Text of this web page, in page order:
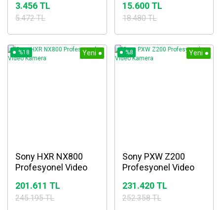
REC/STOP Uzaktan
Kumandası
3.456 TL
5.472 TL
15.600 TL
18.480 TL
%18 Yeni
Sony HXR NX800
Profesyonel Video
201.611 TL
245.195 TL
%8 Yeni
Sony PXW Z200
Profesyonel Video
231.420 TL
252.358 TL